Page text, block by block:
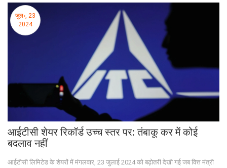
जुल॰, 23
2024
आईटीसी शेयर रिकॉर्ड उच्च स्तर पर: तंबाकू कर में कोई
बदलाव नहीं
आईटीसी लिमिटेड के शेयरों में मंगलवार, 23 जुलाई 2024 को बढ़ोतरी देखी गई जब वित्त मंत्री